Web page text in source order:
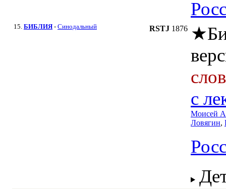
15. БИБЛИЯ - Синодальный RSTJ 1876 ★
c
Моисей
Ловягин,